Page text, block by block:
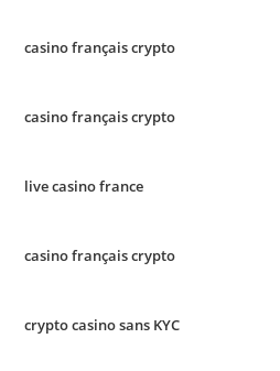
casino français crypto
casino français crypto
live casino france
casino français crypto
crypto casino sans KYC